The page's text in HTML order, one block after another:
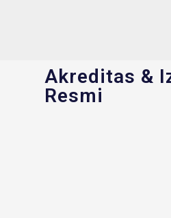
Akreditas &
Resmi